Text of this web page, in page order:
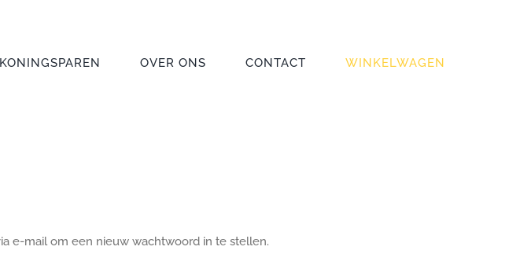
KONINGSPAREN OVER ONS CONTACT WINKELWAGEN
e-mail om een nieuw wachtwoord in te stellen.